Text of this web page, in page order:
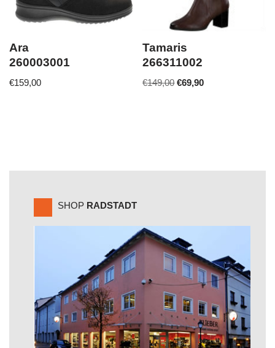
Ara
260003001
€159,00
Tamaris
266311002
€149,00 €69,90
SHOP RADSTADT